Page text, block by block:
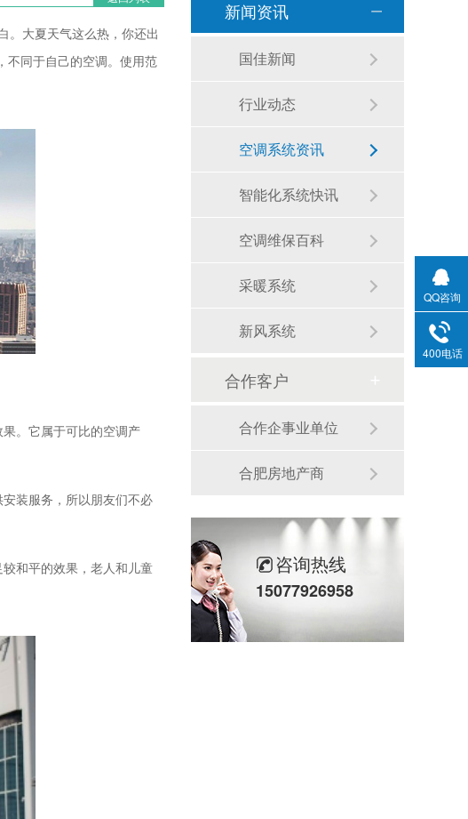
。大夏天气这么热，你还出
不同于自己的空调。使用范
。它属于可比的空调产
装服务，所以朋友们不必
和平的效果，老人和儿童
新闻资讯
国佳新闻
行业动态
空调系统资讯
智能化系统快讯
空调维保百科
采暖系统
新风系统
合作客户
合作企事业单位
合肥房地产商
咨询热线
15077926958
QQ咨询
400电话